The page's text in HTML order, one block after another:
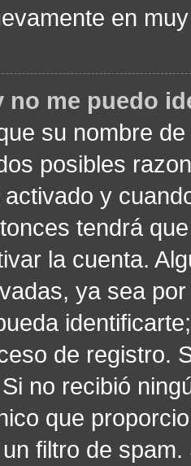
en
no me puedo
su nombre
posibles
activado y
tendrá
la cuenta.
ya sea
de registro.
no recibió
que
filtro de